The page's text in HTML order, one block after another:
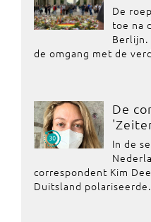
De
toe na
Berlijn.
de omgang met de
De
In de
correspondent Kim
Duitsland polariseerde.